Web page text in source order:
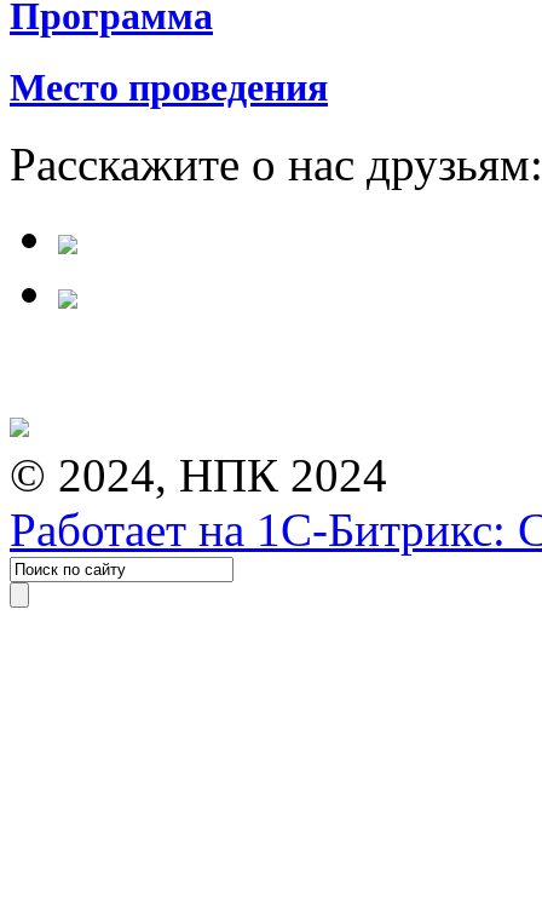
Программа
Место проведения
Расскажите о нас друзьям:
© 2024, НПК 2024
Работает на 1С-Битрикс: